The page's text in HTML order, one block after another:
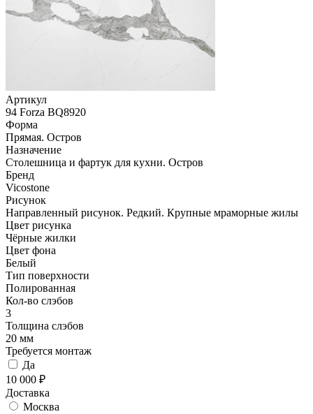
Артикул
94 Forza BQ8920
Форма
Прямая. Остров
Назначение
Столешница и фартук для кухни. Остров
Бренд
Vicostone
Рисунок
Направленный рисунок. Редкий. Крупные мраморные жилы
Цвет рисунка
Чёрные жилки
Цвет фона
Белый
Тип поверхности
Полированная
Кол-во слэбов
3
Толщина слэбов
20 мм
Требуется монтаж
Да
10 000 ₽
Доставка
Москва